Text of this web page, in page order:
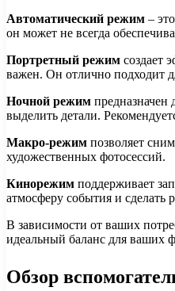
Автоматический режим –
он может не всегда
Портретный режим создает
важен. Он отлично подходит
Ночной режим
выделить детали.
Макро-режим позволяет
художественных фотосессий.
Кинорежим поддерживает
атмосферу события и сделать
В зависимости от ваших
идеальный баланс для ваших
Обзор